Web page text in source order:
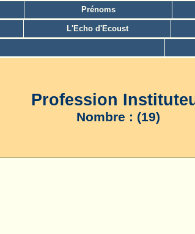
Prénoms
L'Echo d'Ecoust
Profession
Nombre : (19)